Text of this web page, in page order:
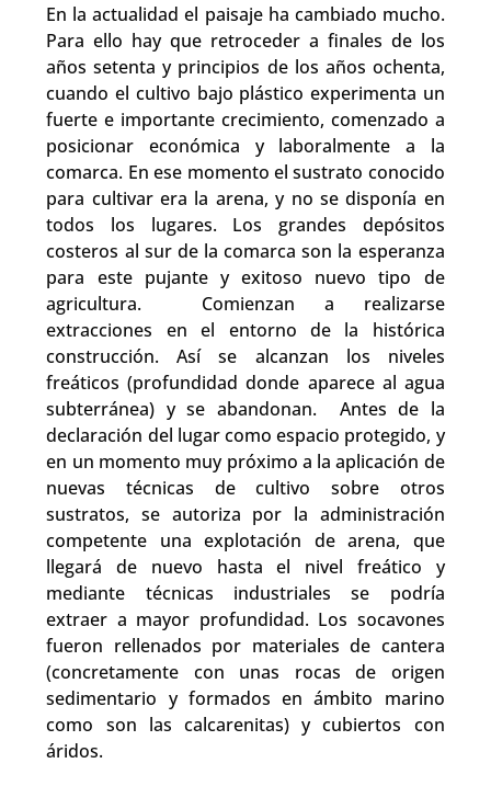
En la actualidad el paisaje ha cambiado mucho.
Para ello hay que retroceder a finales de los
años setenta y principios de los años ochenta,
cuando el cultivo bajo plástico experimenta un
fuerte e importante crecimiento, comenzado a
posicionar económica y laboralmente a la
comarca. En ese momento el sustrato conocido
para cultivar era la arena, y no se disponía en
todos los lugares. Los grandes depósitos
costeros al sur de la comarca son la esperanza
para este pujante y exitoso nuevo tipo de
agricultura. Comienzan a realizarse
extracciones en el entorno de la histórica
construcción. Así se alcanzan los niveles
freáticos (profundidad donde aparece al agua
subterránea) y se abandonan. Antes de la
declaración del lugar como espacio protegido, y
en un momento muy próximo a la aplicación de
nuevas técnicas de cultivo sobre otros
sustratos, se autoriza por la administración
competente una explotación de arena, que
llegará de nuevo hasta el nivel freático y
mediante técnicas industriales se podría
extraer a mayor profundidad. Los socavones
fueron rellenados por materiales de cantera
(concretamente con unas rocas de origen
sedimentario y formados en ámbito marino
como son las calcarenitas) y cubiertos con
áridos.